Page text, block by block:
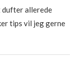
dufter allerede
tips vil jeg gerne